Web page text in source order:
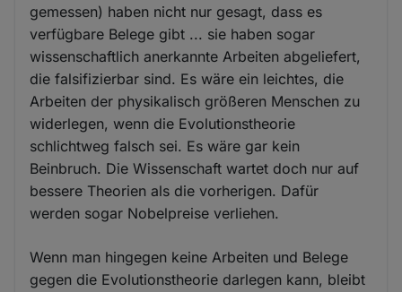
gemessen) haben nicht nur gesagt, dass es
verfügbare Belege gibt ... sie haben sogar
wissenschaftlich anerkannte Arbeiten abgeliefert,
die falsifizierbar sind. Es wäre ein leichtes, die
Arbeiten der physikalisch größeren Menschen zu
widerlegen, wenn die Evolutionstheorie
schlichtweg falsch sei. Es wäre gar kein
Beinbruch. Die Wissenschaft wartet doch nur auf
bessere Theorien als die vorherigen. Dafür
werden sogar Nobelpreise verliehen.
Wenn man hingegen keine Arbeiten und Belege
gegen die Evolutionstheorie darlegen kann, bleibt